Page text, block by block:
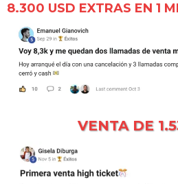
8.300 USD EXTRAS EN 1
VENTA DE